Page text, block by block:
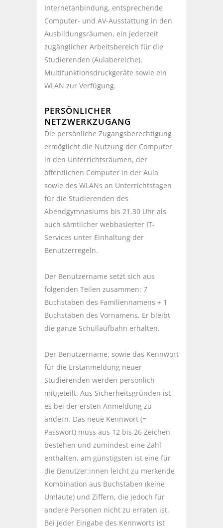
Internetanbindung, entsprechende
Computer- und AV-Ausstattung in den
Ausbildungsräumen, ein jederzeit
zugänglicher Arbeitsbereich für die
Studierenden (Aulabereiche),
Multifunktionsdruckgeräte sowie ein
WLAN zur Verfügung.
PERSÖNLICHER
NETZWERKZUGANG
Die persönliche Zugangsberechtigung
ermöglicht die Nutzung der Computer
in den Unterrichtsräumen, der
öffentlichen Computer in der Aula
sowie des WLANs an Unterrichtstagen
für die Studierenden des
Abendgymnasiums bis 21.30 Uhr als
auch sämtlicher webbasierter IT-
Services unter Einhaltung der
Benutzerregeln.
Der Benutzername setzt sich aus
folgenden Teilen zusammen: 7
Buchstaben des Familiennamens + 1
Buchstaben des Vornamens. Er bleibt
die ganze Schullaufbahn erhalten.
Der Benutzername, sowie das Kennwort
für die Erstanmeldung neuer
Studierenden werden persönlich
mitgeteilt. Aus Sicherheitsgründen ist
es bei der ersten Anmeldung zu
ändern. Das neue Kennwort (=
Passwort) muss aus 12 bis 26 Zeichen
bestehen und zumindest eine Zahl
enthalten, am günstigsten ist eine für
die Benutzer:innen leicht zu merkende
Kombination aus Buchstaben (keine
Umlaute) und Ziffern, die jedoch für
andere Personen nicht zu erraten ist.
Bei jeder Eingabe des Kennworts ist